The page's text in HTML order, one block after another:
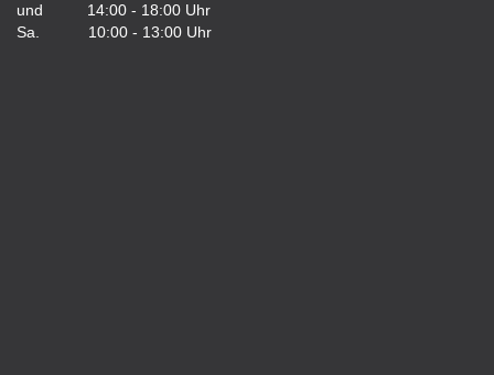
und 14:00 - 18:00 Uhr
Sa. 10:00 - 13:00 Uhr